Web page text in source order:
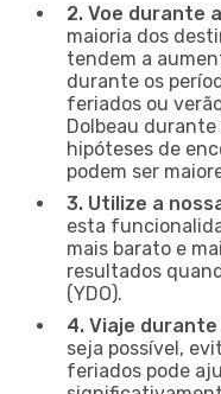
2. Voe durante
maioria dos
tendem a
durante os
feriados ou
Dolbeau durante
hipóteses de
podem ser
3. Utilize a
esta
mais barato e
resultados
(YDO).
4. Viaje durante
seja possível,
feriados pode